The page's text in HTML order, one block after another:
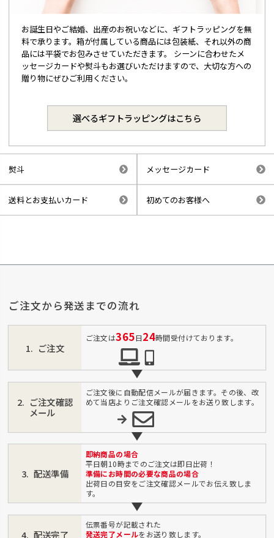
お誕生日やご結婚、出産のお祝いなどに、ギフトラッピングを無
料で承ります。箱が付属している商品には包装紙、それ以外の商
品には平袋でお包みさせていただきます。 シーンに合わせたメ
ッセージカードや熨斗もお選びいただけますので、大切な方への
贈り物にぜひご利用ください。
選べるギフトラッピングはこちら
熨斗 メッセージカード
送料とお支払いカード 初めてのお客様へ
ご注文から発送までの流れ
ご注文
ご注文は365日24時間受付けております。
ご注文確認
メール
ご注文後に自動配信メールが届きます。その後、改
めて当店よりご注文確認メールをお送り致します。
配送準備
即納商品の場合
平日朝10時までのご注文は即日出荷！
準備にお時間の必要な商品の場合
出荷日の目安をご注文確認メールでお伝え致しま
す。
配送完了
伝票番号が記載された
発送完了メールをお送り致します。